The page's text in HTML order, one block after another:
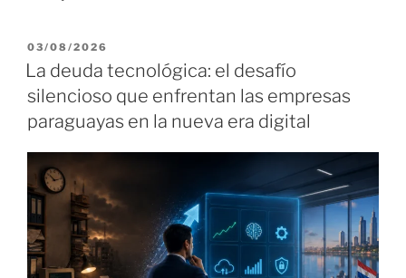
P
U
B
L
C
E
03/08/2026
La deuda tecnológica: el desafío
silencioso que enfrentan las empresas
paraguayas en la nueva era digital